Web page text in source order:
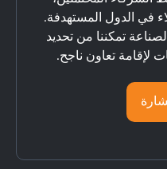
في الدول المستهدفة.
تمكننا من تحديد
لإقامة تعاون ناجح.